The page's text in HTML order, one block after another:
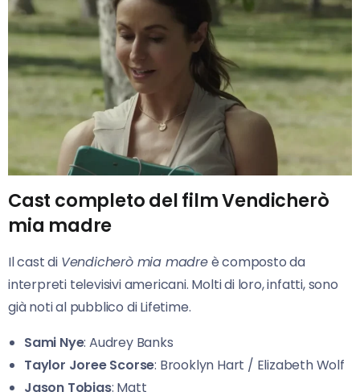
Cast completo del film Vendicherò
mia madre
Il cast di Vendicherò mia madreè composto da
interpreti televisivi americani. Molti di loro, infatti, sono
già noti al pubblico di Lifetime.
Sami Nye: Audrey Banks
Taylor Joree Scorse: Brooklyn Hart / Elizabeth Wolf
Jason Tobias: Matt